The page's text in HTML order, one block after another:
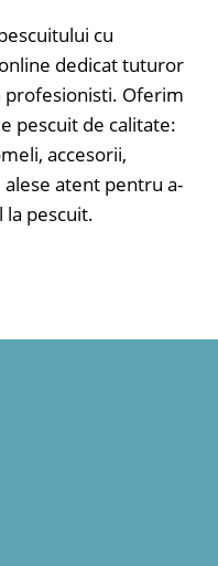
cu care este echipat sunt
de ascuțite și asigură o rată
o fixare bună în gura
uri atractive
naturală
și durabilitate crescută
din materiale de calitate
evoluție - 0.5m
cu
dedicat tuturor
profesionisti. Oferim
pescuit de calitate:
accesorii,
atent pentru a-
la pescuit.